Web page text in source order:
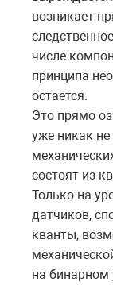
возникает
числе
принципа
остается.
Это прямо
уже никак
состоят из
Только на
датчиков,
кванты,
на бинарном